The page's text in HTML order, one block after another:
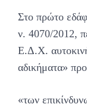
Στο πρώτο
ν. 4070/2012,
Ε.Δ.Χ.
αδικήματα»
«των